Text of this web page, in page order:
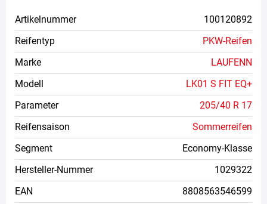
Artikelnummer
100120892
Reifentyp
PKW-Reifen
Marke
LAUFENN
Modell
LK01 S FIT EQ+
Parameter
205/40 R 17
Reifensaison
Sommerreifen
Segment
Economy-Klasse
Hersteller-Nummer
1029322
EAN
8808563546599